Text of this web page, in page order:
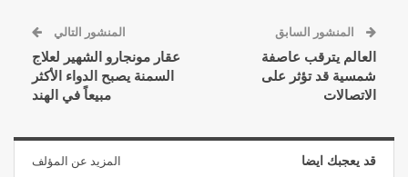
المنشور السابق
العالم يترقب عاصفة
شمسية قد تؤثر على
الاتصالات
المنشور التالي
عقار مونجارو الشهير لعلاج
السمنة يصبح الدواء الأكثر
مبيعاً في الهند
قد يعجبك ايضا المزيد عن المؤلف